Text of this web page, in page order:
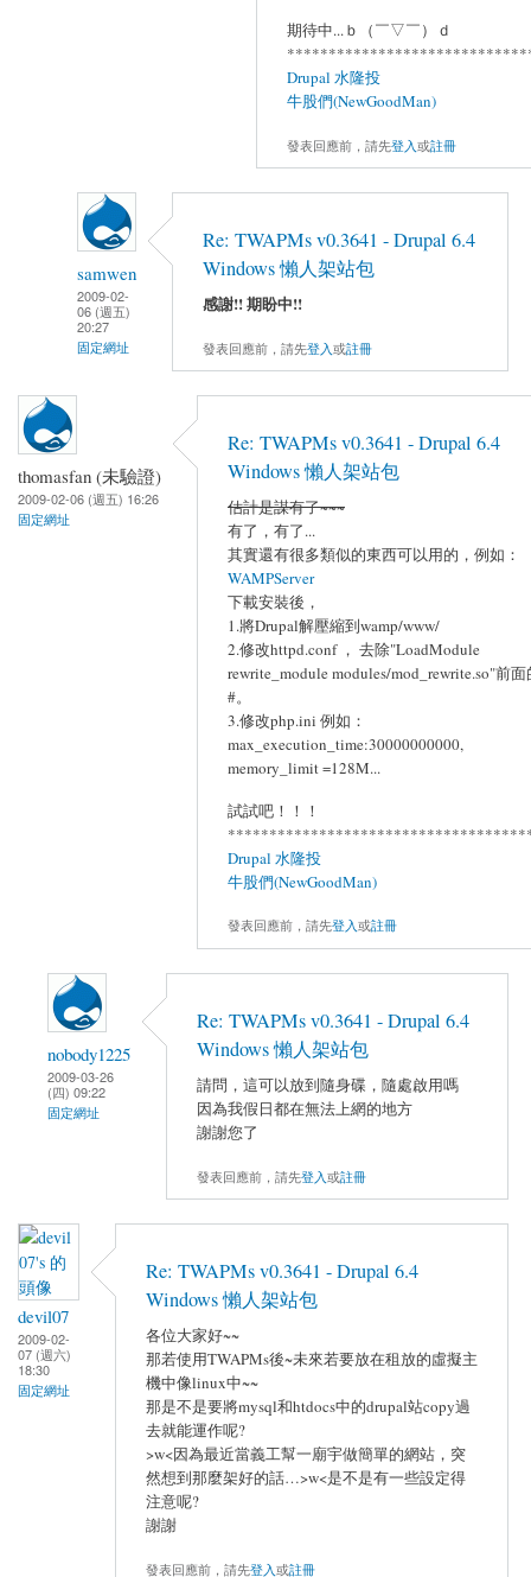
期待中...ｂ（￣▽￣）ｄ
Drupal 水隆投
牛股們(NewGoodMan)
發表回應前，請先登入或註冊
samwen
2009-02-
06 (週五)
20:27
固定網址
Re: TWAPMs v0.3641 - Drupal 6.4
Windows 懶人架站包
感謝!! 期盼中!!
發表回應前，請先登入或註冊
thomasfan (未驗證)
2009-02-06 (週五) 16:26
固定網址
Re: TWAPMs v0.3641 - Drupal 6.4
Windows 懶人架站包
估計是謀有了~~~
有了，有了...
其實還有很多類似的東西可以用的，例如：
WAMPServer
下載安裝後，
1.將Drupal解壓縮到wamp/www/
2.修改httpd.conf ， 去除"LoadModule
rewrite_module modules/mod_rewrite.so"前面
#。
3.修改php.ini 例如：
max_execution_time:30000000000,
memory_limit =128M...
試試吧！！！
Drupal 水隆投
牛股們(NewGoodMan)
發表回應前，請先登入或註冊
nobody1225
2009-03-26
(四) 09:22
固定網址
Re: TWAPMs v0.3641 - Drupal 6.4
Windows 懶人架站包
請問，這可以放到隨身碟，隨處啟用嗎
因為我假日都在無法上網的地方
謝謝您了
發表回應前，請先登入或註冊
devil07
2009-02-
07 (週六)
18:30
固定網址
Re: TWAPMs v0.3641 - Drupal 6.4
Windows 懶人架站包
各位大家好~~
那若使用TWAPMs後~未來若要放在租放的虛擬主
機中像linux中~~
那是不是要將mysql和htdocs中的drupal站copy過
去就能運作呢?
>w<因為最近當義工幫一廟宇做簡單的網站，突
然想到那麼架好的話…>w<是不是有一些設定得
注意呢?
謝謝
發表回應前，請先登入或註冊